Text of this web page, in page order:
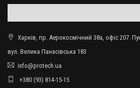
Харків, пр. Аерокосмічний 38а, офіс 207.
вул. Велика Панасівська 183
info@protech.ua
+380 (93) 814-15-15